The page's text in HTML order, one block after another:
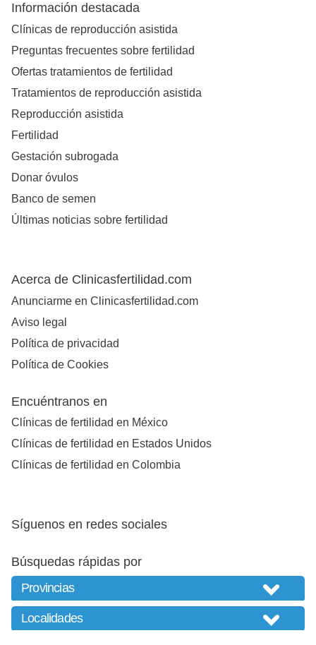
Información destacada
Clínicas de reproducción asistida
Preguntas frecuentes sobre fertilidad
Ofertas tratamientos de fertilidad
Tratamientos de reproducción asistida
Reproducción asistida
Fertilidad
Gestación subrogada
Donar óvulos
Banco de semen
Últimas noticias sobre fertilidad
Acerca de Clinicasfertilidad.com
Anunciarme en Clinicasfertilidad.com
Aviso legal
Política de privacidad
Política de Cookies
Encuéntranos en
Clínicas de fertilidad en México
Clínicas de fertilidad en Estados Unidos
Clínicas de fertilidad en Colombia
Síguenos en redes sociales
Búsquedas rápidas por